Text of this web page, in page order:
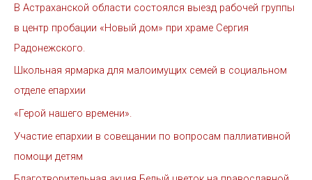
В Астраханской области состоялся выезд рабочей группы
в центр пробации «Новый дом» при храме Сергия
Радонежского.
Школьная ярмарка для малоимущих семей в социальном
отделе епархии
«Герой нашего времени».
Участие епархии в совещании по вопросам паллиативной
помощи детям